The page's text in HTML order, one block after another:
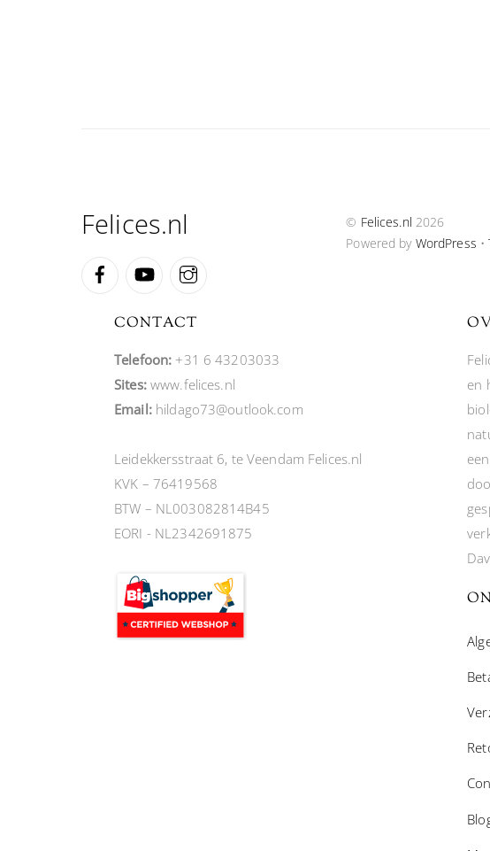
Felices.nl
FacebookYouTube
© Felices.nl 2026
Powered by WordPress •
CONTACT
Telefoon: +31 6 43203033
Sites:www.felices.nl
Email:hildago73@outlook.com
Leidekkersstraat 6, te Veendam Felices.nl
KVK – 76419568
BTW – NL003082814B45
EORI - NL2342691875
en